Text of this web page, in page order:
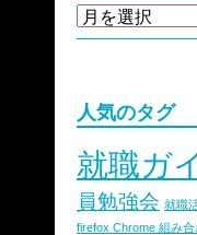
人気のタグ
就職ガ
員勉強会 就職
firefox Chrome 組み合